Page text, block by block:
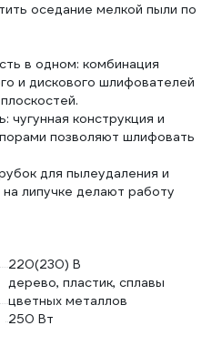
оседание мелкой пыли по
в одном: комбинация
и дискового шлифователей
чугунная конструкция и
позволяют шлифовать
для пылеудаления и
липучке делают работу
220(230) В
дерево, пластик, сплавы
цветных металлов
250 Вт